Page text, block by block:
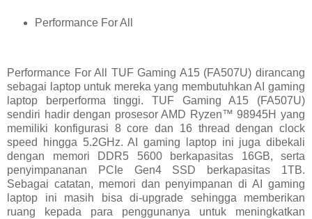
Performance For All
Performance For All TUF Gaming A15 (FA507U) dirancang
sebagai laptop untuk mereka yang membutuhkan AI gaming
laptop berperforma tinggi. TUF Gaming A15 (FA507U)
sendiri hadir dengan prosesor AMD Ryzen™ 98945H yang
memiliki konfigurasi 8 core dan 16 thread dengan clock
speed hingga 5.2GHz. AI gaming laptop ini juga dibekali
dengan memori DDR5 5600 berkapasitas 16GB, serta
penyimpananan PCIe Gen4 SSD berkapasitas 1TB.
Sebagai catatan, memori dan penyimpanan di AI gaming
laptop ini masih bisa di-upgrade sehingga memberikan
ruang kepada para penggunanya untuk meningkatkan